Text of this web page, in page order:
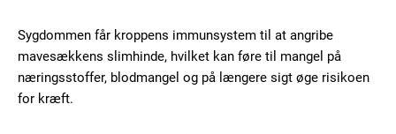
Free limited access
Gratis
Sygdommen får kroppens immunsystem til at angribe
mavesækkens slimhinde, hvilket kan føre til mangel på
næringsstoffer, blodmangel og på længere sigt øge risikoen
for kræft.